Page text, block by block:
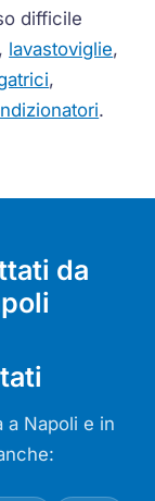
difficile
, lavastoviglie,
,
.
da
a Napoli e in